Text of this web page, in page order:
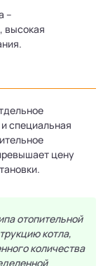
–
высокая
специальная
цену
отопительной
котла,
количества